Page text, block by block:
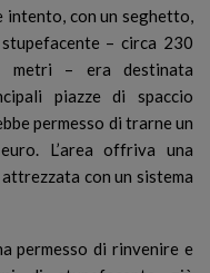
intento, con un seghetto,
– circa 230
metri – era destinata
piazze di spaccio
permesso di trarne un
L’area offriva una
con un sistema
permesso di rinvenire e